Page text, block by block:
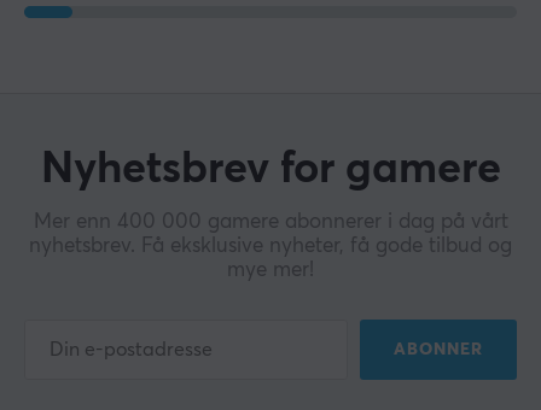
Nyhetsbrev for gamere
Mer enn 400 000 gamere abonnerer i dag på vårt
nyhetsbrev. Få eksklusive nyheter, få gode tilbud og
mye mer!
ABONNER